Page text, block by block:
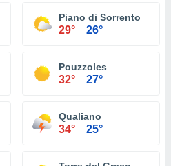
Piano di Sorrento
29° 26°
Pouzzoles
32° 27°
Qualiano
34° 25°